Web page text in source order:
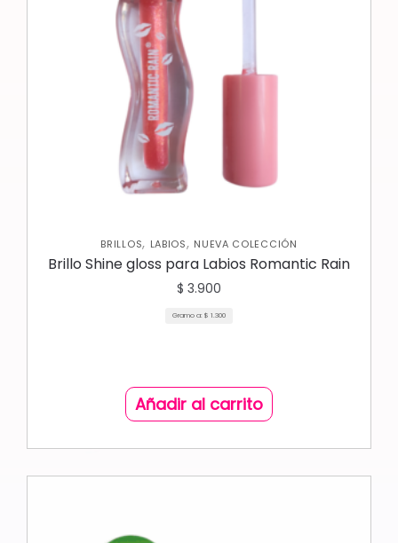
BRILLOS, LABIOS, NUEVA COLECCIÓN
Brillo Shine gloss para Labios Romantic Rain
$ 3.900
Gramo a: $ 1.300
Añadir al carrito